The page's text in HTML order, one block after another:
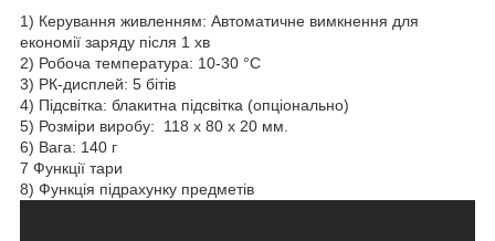
1) Керування живленням: Автоматичне вимкнення для
економії заряду після 1 хв
2) Робоча температура: 10-30 °C
3) РК-дисплей: 5 бітів
4) Підсвітка: блакитна підсвітка (опціонально)
5) Розміри виробу: 118 х 80 х 20 мм.
6) Вага: 140 г
7 Функції тари
8) Функція підрахунку предметів